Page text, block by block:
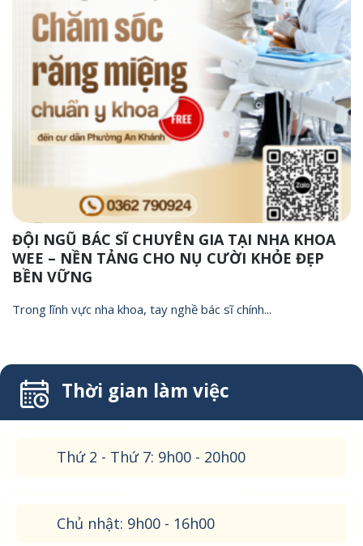
ĐỘI NGŨ BÁC SĨ CHUYÊN GIA TẠI NHA KHOA
WEE – NỀN TẢNG CHO NỤ CƯỜI KHỎE ĐẸP
BỀN VỮNG
Trong lĩnh vực nha khoa, tay nghề bác sĩ chính...
Thời gian làm việc
Thứ 2 - Thứ 7: 9h00 - 20h00
Chủ nhật: 9h00 - 16h00